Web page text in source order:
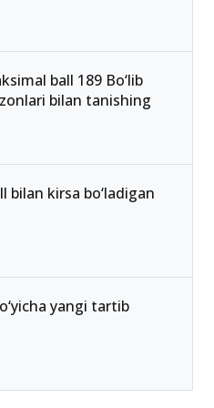
o‘tish ballari
ball 189 Bo‘lib
bilan tanishing
kirsa bo‘ladigan
yangi tartib